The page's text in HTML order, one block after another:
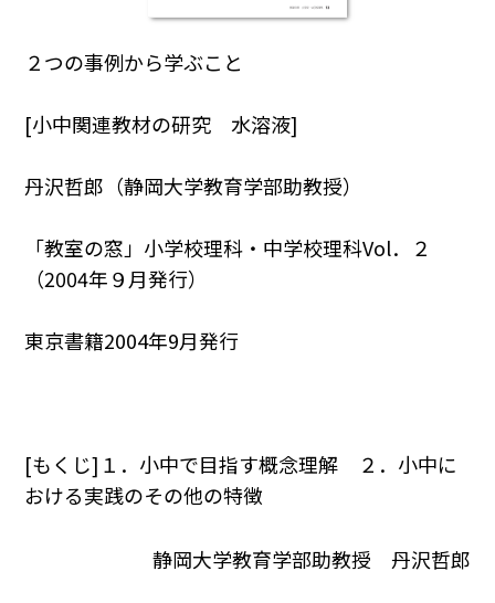
２つの事例から学ぶこと
[小中関連教材の研究 水溶液]
丹沢哲郎（静岡大学教育学部助教授）
「教室の窓」小学校理科・中学校理科Vol．２
（2004年９月発行）
東京書籍2004年9月発行
[もくじ]１．小中で目指す概念理解 ２．小中に
おける実践のその他の特徴
静岡大学教育学部助教授 丹沢哲郎